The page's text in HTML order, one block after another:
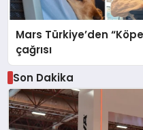
Mars Türkiye’den
çağrısı
Son Dakika